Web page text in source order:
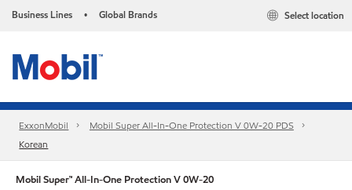
Business Lines • Global Brands Select location
ExxonMobil
Mobil Super All-In-One Protection V 0W-20 PDS
Korean
Mobil Super™ All-In-One Protection V 0W-20